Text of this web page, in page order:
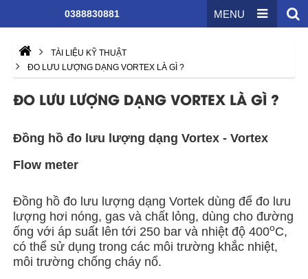
0388830881 MENU
TÀI LIỆU KỸ THUẬT
ĐO LƯU LƯỢNG DẠNG VORTEX LÀ GÌ ?
ĐO LƯU LƯỢNG DẠNG VORTEX LÀ GÌ ?
Đồng hồ đo lưu lượng dạng Vortex - Vortex
Flow meter
Đồng hồ đo lưu lượng dạng Vortek dùng để đo lưu
lượng hơi nóng, gas và chất lỏng, dùng cho đường
ống với áp suất lên tới 250 bar và nhiệt độ 400oC,
có thể sử dụng trong các môi trường khắc nhiệt,
môi trường chống cháy nổ.